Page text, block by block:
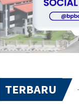
TERBARU